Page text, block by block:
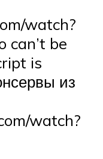
watch?
can’t be
is
из
watch?